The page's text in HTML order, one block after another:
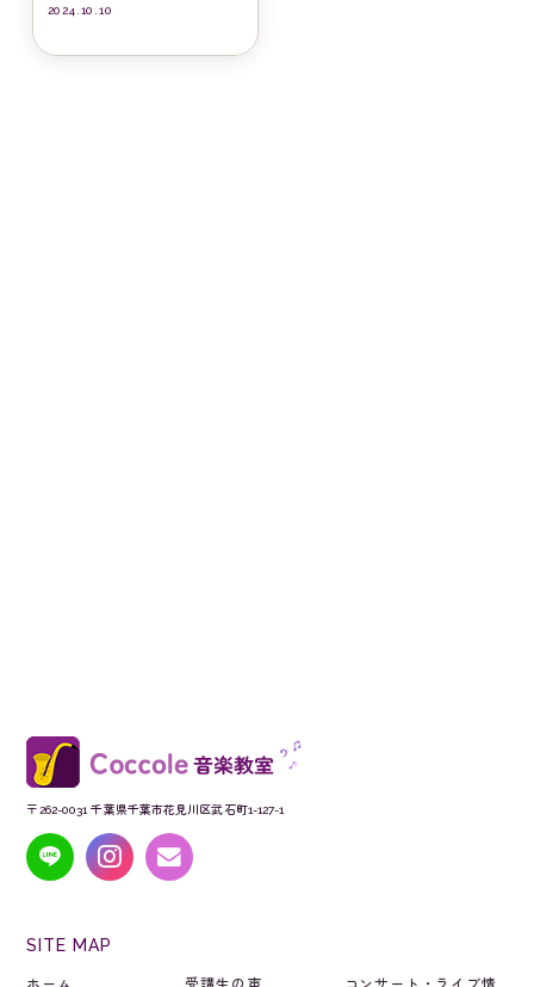
2024.10.10
〒262-0031 千葉県千葉市花見川区武石町1-127-1
SITE MAP